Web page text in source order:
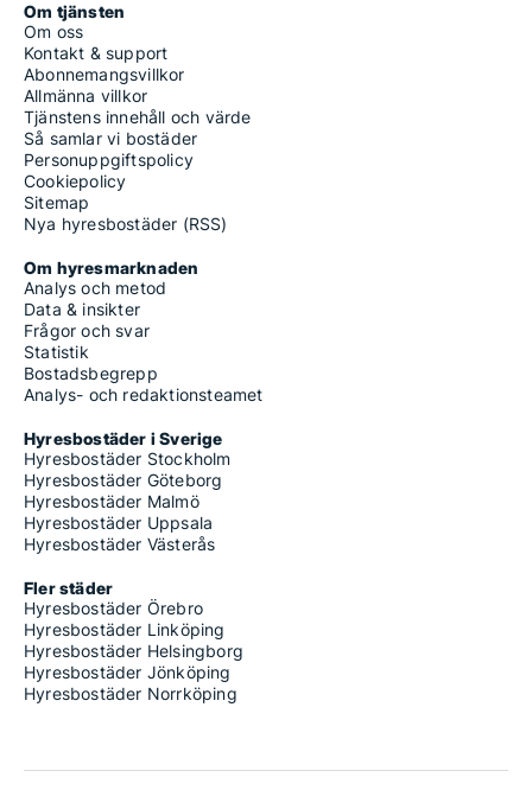
Om tjänsten
Om oss
Kontakt & support
Abonnemangsvillkor
Allmänna villkor
Tjänstens innehåll och värde
Så samlar vi bostäder
Personuppgiftspolicy
Cookiepolicy
Sitemap
Nya hyresbostäder (RSS)
Om hyresmarknaden
Analys och metod
Data & insikter
Frågor och svar
Statistik
Bostadsbegrepp
Analys- och redaktionsteamet
Hyresbostäder i Sverige
Hyresbostäder Stockholm
Hyresbostäder Göteborg
Hyresbostäder Malmö
Hyresbostäder Uppsala
Hyresbostäder Västerås
Fler städer
Hyresbostäder Örebro
Hyresbostäder Linköping
Hyresbostäder Helsingborg
Hyresbostäder Jönköping
Hyresbostäder Norrköping